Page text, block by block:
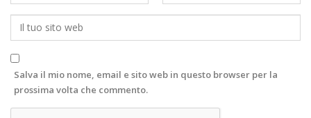
Salva il mio nome, email e sito web in questo browser per la
prossima volta che commento.